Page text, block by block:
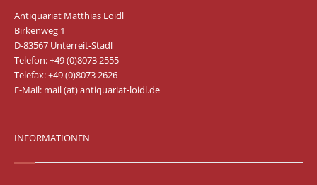
Antiquariat Matthias Loidl
Birkenweg 1
D-83567 Unterreit-Stadl
Telefon: +49 (0)8073 2555
Telefax: +49 (0)8073 2626
E-Mail: mail (at) antiquariat-loidl.de
INFORMATIONEN